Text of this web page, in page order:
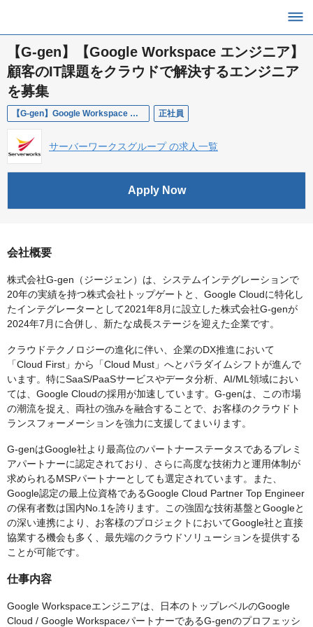
【G-gen】【Google Workspace エンジニア】
顧客のIT課題をクラウドで解決するエンジニア
を募集
【G-gen】Google Workspace エンジニア 正社員
サーバーワークスグループ の求人一覧
Apply Now
会社概要
株式会社G-gen（ジージェン）は、システムインテグレーションで
20年の実績を持つ株式会社トップゲートと、Google Cloudに特化し
たインテグレーターとして2021年8月に設立した株式会社G-genが
2024年7月に合併し、新たな成長ステージを迎えた企業です。
クラウドテクノロジーの進化に伴い、企業のDX推進において
「Cloud First」から「Cloud Must」へとパラダイムシフトが進んで
います。特にSaaS/PaaSサービスやデータ分析、AI/ML領域におい
ては、Google Cloudの採用が加速しています。G-genは、この市場
の潮流を捉え、両社の強みを融合することで、お客様のクラウドト
ランスフォーメーションを強力に支援してまいります。
G-genはGoogle社より最高位のパートナーステータスであるプレミ
アパートナーに認定されており、さらに高度な技術力と運用体制が
求められるMSPパートナーとしても選定されています。また、
Google認定の最上位資格であるGoogle Cloud Partner Top Engineer
の保有者数は国内No.1を誇ります。この強固な技術基盤とGoogleと
の深い連携により、お客様のプロジェクトにおいてGoogle社と直接
協業する機会も多く、最先端のクラウドソリューションを提供する
ことが可能です。
仕事内容
Google Workspaceエンジニアは、日本のトップレベルのGoogle
Cloud / Google WorkspaceパートナーであるG-genのプロフェッシ